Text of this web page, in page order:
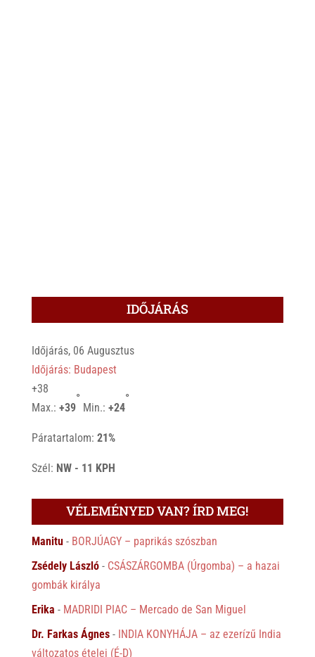
IDŐJÁRÁS
Időjárás, 06 Augusztus
Időjárás: Budapest
+38
Max.: +39
°
Min.: +24
°
Páratartalom: 21%
Szél: NW - 11 KPH
VÉLEMÉNYED VAN? ÍRD MEG!
Manitu- BORJÚAGY – paprikás szószban
Zsédely László- CSÁSZÁRGOMBA (Úrgomba) – a hazai
gombák királya
Erika - MADRIDI PIAC – Mercado de San Miguel
Dr. Farkas Ágnes- INDIA KONYHÁJA – az ezerízű India
változatos ételei (É-D)